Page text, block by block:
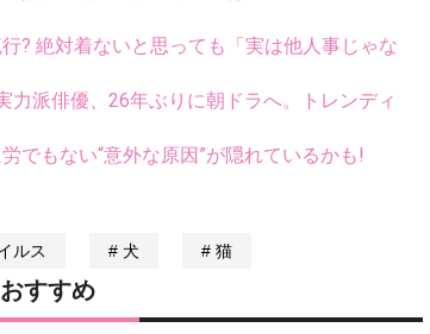
? 絶対着ないと思っても「実は他人事じゃな
派俳優、26年ぶりに朝ドラへ。トレンディ
でもない“意外な原因”が隠れているかも!
ルス 犬 猫
すすめ